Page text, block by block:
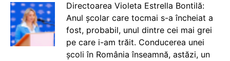
Directoarea Violeta Estrella Bontilă:
Anul școlar care tocmai s-a încheiat a
fost, probabil, unul dintre cei mai grei
pe care i-am trăit. Conducerea unei
școli în România înseamnă, astăzi, un